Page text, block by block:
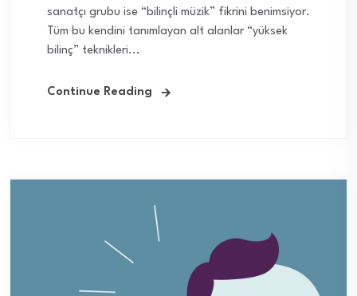
sanatçı grubu ise “bilinçli müzik” fikrini benimsiyor.
Tüm bu kendini tanımlayan alt alanlar “yüksek
bilinç” teknikleri...
Continue Reading